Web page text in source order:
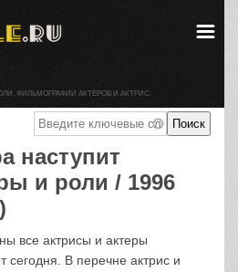
наступит
и роли / 1996
все актрисы и актеры
сегодня. В перечне актрис и
ФИЛЬМОГРАФИИ АКТЕРОВ И АКТРИС.